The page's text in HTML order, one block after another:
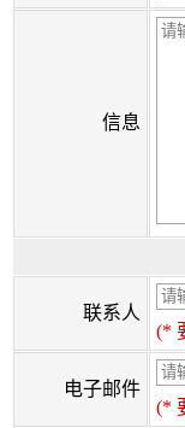
信息
联系人
(*
电子邮件
(*